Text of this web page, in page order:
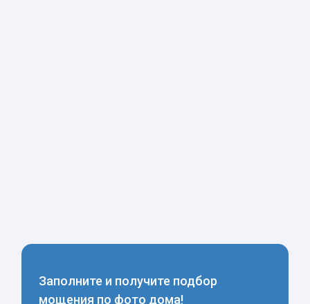
Заполните и получите подбор
мощения по фото дома!